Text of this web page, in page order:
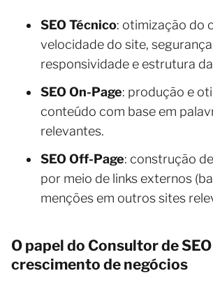
SEO Técnico: otimização do
velocidade do site,
responsividade e estrutura
SEO On-Page: produção e
conteúdo com base em
relevantes.
SEO Off-Page: construção
por meio de links externos
menções em outros sites
O papel do Consultor de
crescimento de negócios